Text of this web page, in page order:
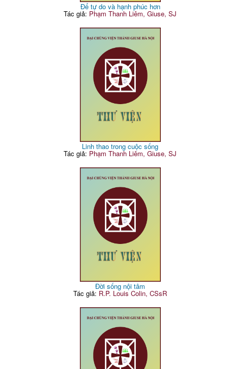
Để tự do và hạnh phúc hơn
Tác giả: Phạm Thanh Liêm, Giuse, SJ
Linh thao trong cuộc sống
Tác giả: Phạm Thanh Liêm, Giuse, SJ
Đời sống nội tâm
Tác giả: R.P. Louis Colin, CSsR